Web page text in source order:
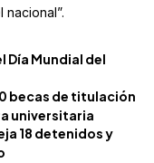
Día Mundial del
becas de titulación
universitaria
18 detenidos y